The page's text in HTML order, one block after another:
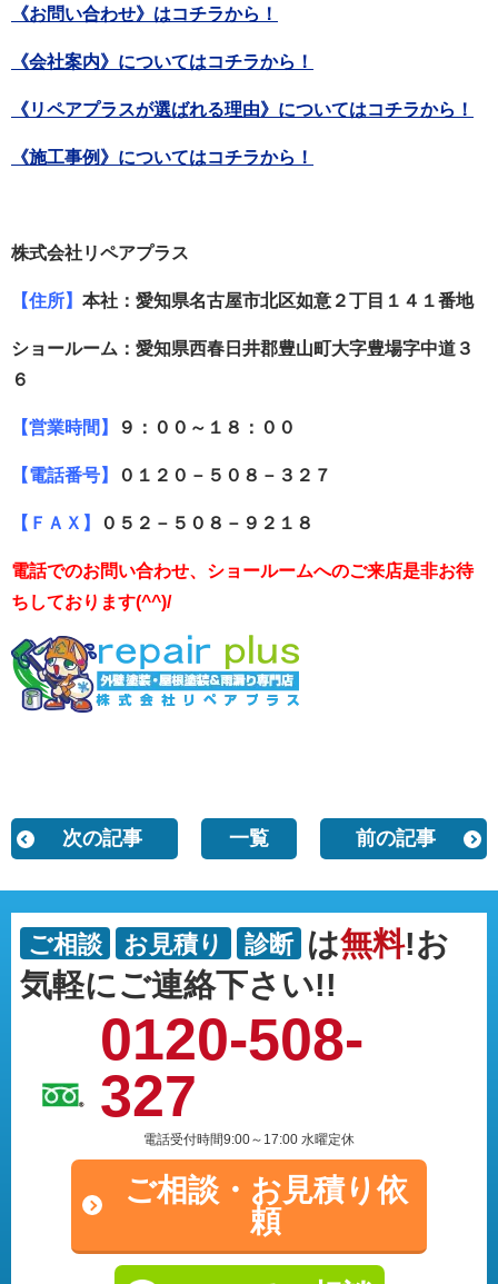
《お問い合わせ》はコチラから！
《会社案内》についてはコチラから！
《リペアプラスが選ばれる理由》についてはコチラから！
《施工事例》についてはコチラから！
株式会社リペアプラス
【住所】 本社：愛知県名古屋市北区如意２丁目１４１番地
ショールーム：愛知県西春日井郡豊山町大字豊場字中道３
６
【営業時間】 ９：００～１８：００
【電話番号】 ０１２０－５０８－３２７
【ＦＡＸ】 ０５２－５０８－９２１８
電話でのお問い合わせ、ショールームへのご来店是非お待
ちしております(^^)/
次の記事 一覧 前の記事
ご相談 お見積り 診断 は無料!お
気軽にご連絡下さい!!
0120-508-
327
電話受付時間9:00～17:00 水曜定休
ご相談・ お見積り依
頼